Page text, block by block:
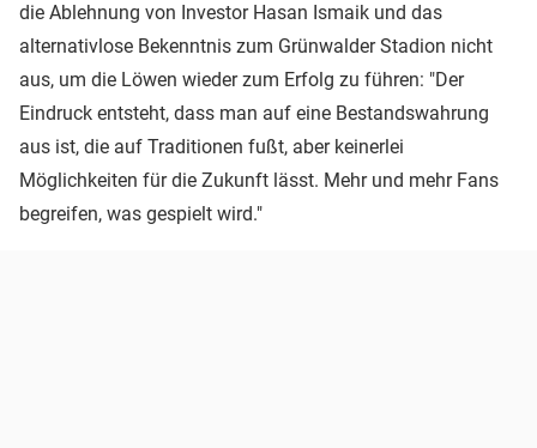
die Ablehnung von Investor Hasan Ismaik und das
alternativlose Bekenntnis zum Grünwalder Stadion nicht
aus, um die Löwen wieder zum Erfolg zu führen: "Der
Eindruck entsteht, dass man auf eine Bestandswahrung
aus ist, die auf Traditionen fußt, aber keinerlei
Möglichkeiten für die Zukunft lässt. Mehr und mehr Fans
begreifen, was gespielt wird."